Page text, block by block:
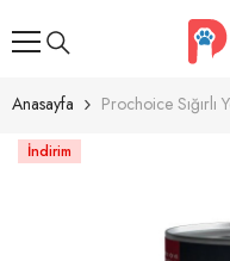
Anasayfa Prochoice Sığırlı
İndirim